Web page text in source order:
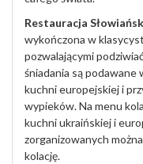
Restauracja
wykończona w
pozwalającymi
śniadania są
kuchni europejskiej i
wypieków. Na menu
kuchni ukraińskiej i
zorganizowanych
kolację.